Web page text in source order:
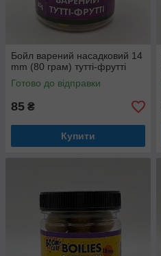
Бойл варений насадковий 14
mm (80 грам) тутті-фрутті
Готово до відправки
85 ₴
Купити